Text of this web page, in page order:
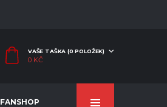
VAŠE TAŠKA (0 POLOŽEK)
0 KČ
FANSHOP